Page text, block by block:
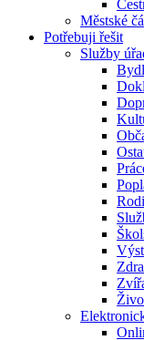
Městské
Potřebuji řešit
Služby